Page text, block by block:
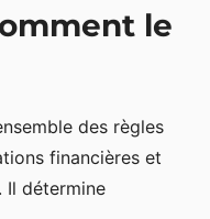
choisir en France
le régime
aux
une protection
le
des règles
financières et
Il détermine